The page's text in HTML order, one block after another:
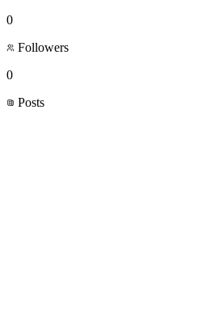
0
Followers
0
Posts